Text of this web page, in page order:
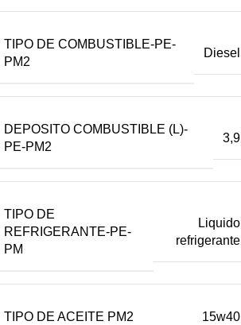
TIPO DE COMBUSTIBLE-PE-
PM2
Diesel
DEPOSITO COMBUSTIBLE (L)-
PE-PM2
3,9
TIPO DE
REFRIGERANTE-PE-
PM
Liquido
refrigerante
TIPO DE ACEITE PM2 15w40